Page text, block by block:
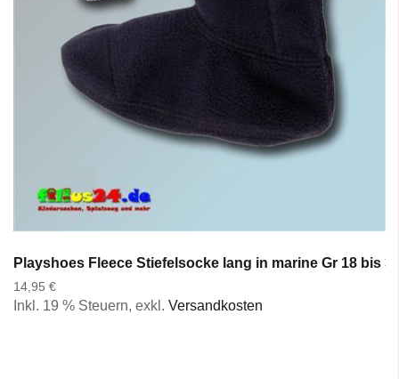
Playshoes Fleece Stiefelsocke lang in marine Gr 18 bis
14,95 €
Inkl. 19 % Steuern, exkl. Versandkosten